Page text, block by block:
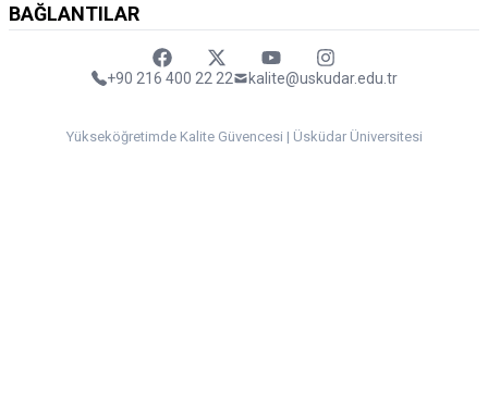
BAĞLANTILAR
FaceebokTwitterYoutubeInstagram
+90 216 400 22 22 kalite@uskudar.edu.tr
Yükseköğretimde Kalite Güvencesi | Üsküdar Üniversitesi